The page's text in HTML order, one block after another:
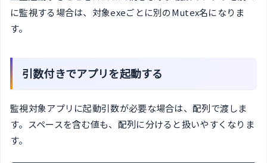
に監視する場合は、対象exeごとに別のMutex名になりま
す。
引数付きでアプリを起動する
監視対象アプリに起動引数が必要な場合は、配列で渡しま
す。スペースを含む値も、配列に分けると扱いやすくなりま
す。